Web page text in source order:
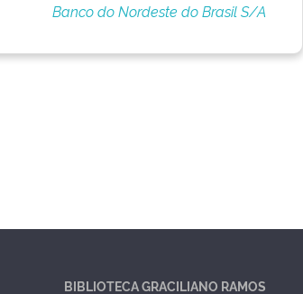
Banco do Nordeste do Brasil S/A
BIBLIOTECA GRACILIANO RAMOS